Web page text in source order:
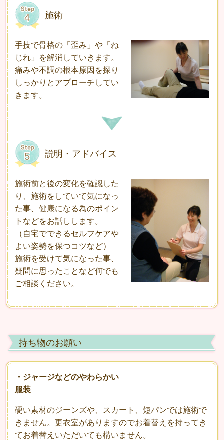
施術
手技で骨格の「歪み」や「ね
じれ」を解消していきます。
痛みや不調の根本原因を探り
しっかりとアプローチしてい
きます。
説明・アドバイス
施術前と後の変化を確認した
り、施術をしていて気になっ
た事、健康になる為のポイン
トなどをお話しします。
（自宅でできるセルフケアや
よい姿勢を保つコツなど）
施術を受けて気になった事、
疑問に思ったことなど何でも
ご相談ください。
持ち物のお願い
・ジャージなどのやわらかい
服装
硬い素材のジーンズや、スカート、短パンでは施術で
きません。更衣室がありますのでお着替えを持ってき
てお着替えいただいても構いません。